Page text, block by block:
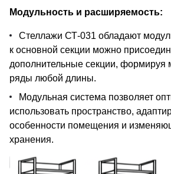
Модульность и расширяемость:
Стеллажи СТ-031 обладают
к основной секции можно
дополнительные секции, формируя
ряды любой длины.
Модульная система позволяет
использовать пространство,
особенности помещения и
хранения.